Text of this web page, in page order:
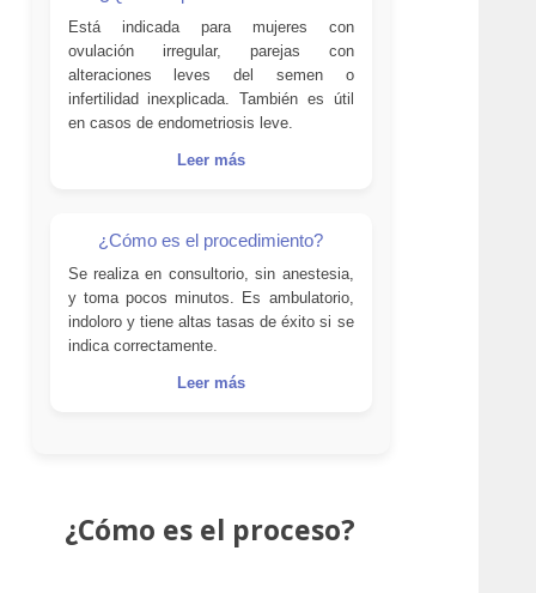
Está indicada para mujeres con
ovulación irregular, parejas con
alteraciones leves del semen o
infertilidad inexplicada. También es útil
en casos de endometriosis leve.
Leer más
¿Cómo es el procedimiento?
Se realiza en consultorio, sin anestesia,
y toma pocos minutos. Es ambulatorio,
indoloro y tiene altas tasas de éxito si se
indica correctamente.
Leer más
¿Cómo es el proceso?